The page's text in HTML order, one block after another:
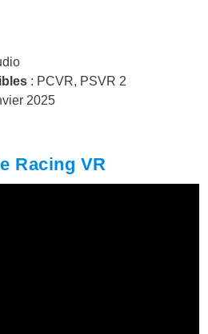
: PCVR, PSVR 2
2025
Racing VR